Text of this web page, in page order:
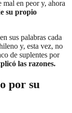
en peor y, ahora
su propio
sus palabras cada
y, esta vez, no
de suplentes por
las razones.
por su